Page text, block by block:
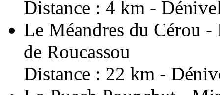
Distance : 4 km -
Le Méandres du Cérou
de Roucassou
Distance : 22 km -